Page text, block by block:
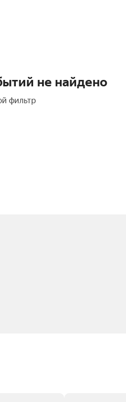
не найдено
фильтр